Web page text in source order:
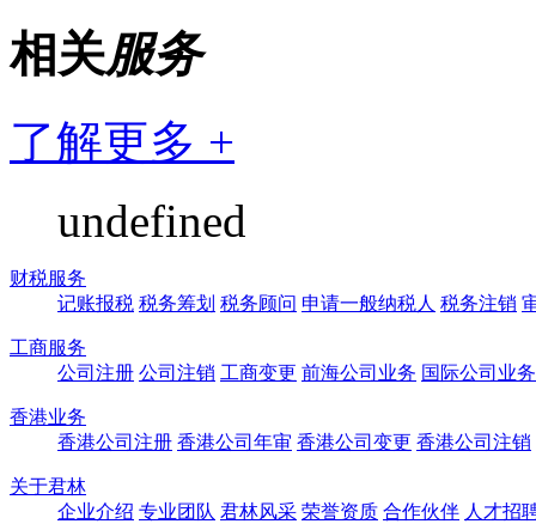
相关服务
了解更多 +
undefined
财税服务
记账报税 税务筹划 税务顾问 申请一般纳税人 税务注销
工商服务
公司注册 公司注销 工商变更 前海公司业务 国际公司业务
香港业务
香港公司注册 香港公司年审 香港公司变更 香港公司注销
关于君林
企业介绍 专业团队 君林风采 荣誉资质 合作伙伴 人才招